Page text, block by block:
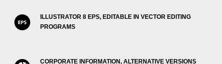
ILLUSTRATOR 8 EPS, EDITABLE IN VECTOR EDITING
PROGRAMS
CORPORATE INFORMATION, ALTERNATIVE VERSIONS